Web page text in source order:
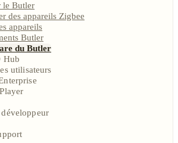
le Butler
des appareils Zigbee
appareils
Butler
du Butler
Hub
utilisateurs